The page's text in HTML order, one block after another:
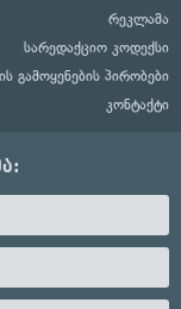
რეკლამა
სარედაქციო კოდექსი
გამოყენების პირობები
კონტაქტი